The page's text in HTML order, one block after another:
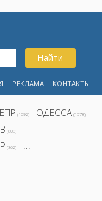
Найти
РЕКЛАМА КОНТАКТЫ
(1692) ОДЕССА (1578)
(808)
(362) ...